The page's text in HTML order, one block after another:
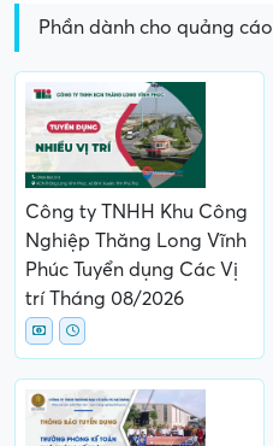
Phần dành cho quảng cáo
Công ty TNHH Khu Công
Nghiệp Thăng Long Vĩnh
Phúc Tuyển dụng Các Vị
trí Tháng 08/2026